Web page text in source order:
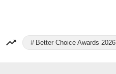
Better Choice Awards 2026